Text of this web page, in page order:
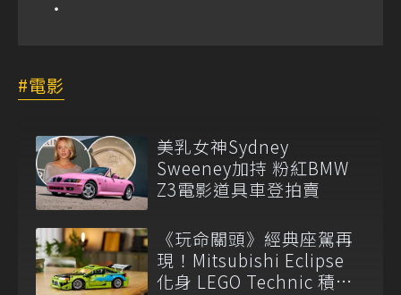
電影
美乳女神Sydney
Sweeney加持 粉紅BMW
Z3電影道具車登拍賣
《玩命關頭》經典座駕再
現！Mitsubishi Eclipse
化身 LEGO Technic 積木